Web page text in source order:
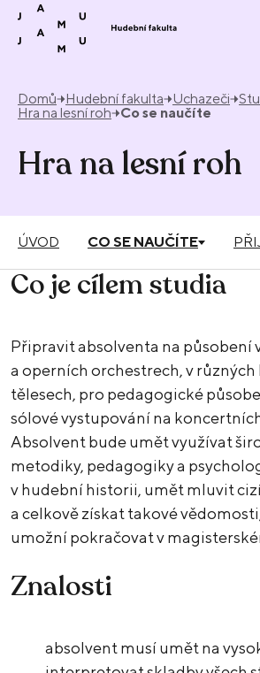
Přeskočit na obsah
Domů Hudební fakulta Uchazeči
Hra na lesní roh
Co se naučíte
Hra na lesní roh
ÚVOD CO SE NAUČÍTE
Co je cílem studia
Připravit absolventa na působení
a operních orchestrech, v
tělesech, pro pedagogické
sólové vystupování na
Absolvent bude umět využívat
metodiky, pedagogiky a
v hudební historii, umět mluvit
a celkově získat takové
umožní pokračovat v
Znalosti
absolvent musí umět na